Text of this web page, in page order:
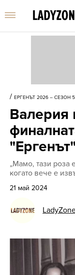
/ ЕРГЕНЪТ 2026 – СЕЗОН 5
Валерия
„Мамо, тази роза
когато вече е
21 май 2024